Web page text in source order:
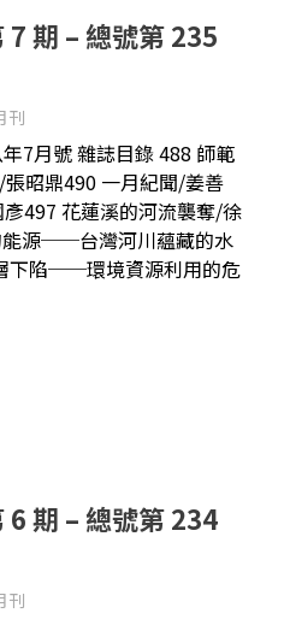
期 – 總號第 235
刊
7月號 雜誌目錄 488 師範
昭鼎490 一月紀聞/姜善
497 花蓮溪的河流襲奪/徐
能源──台灣河川蘊藏的水
下陷──環境資源利用的危
期 – 總號第 234
刊